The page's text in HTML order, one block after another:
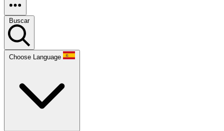
Buscar
Choose Language